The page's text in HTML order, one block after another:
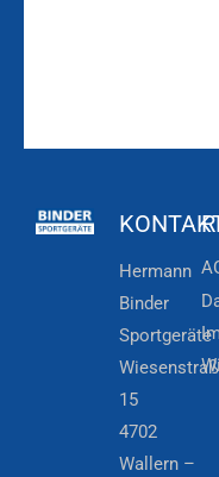
Hermann
Binder
Sportgeräte
15
4702
Wallern –